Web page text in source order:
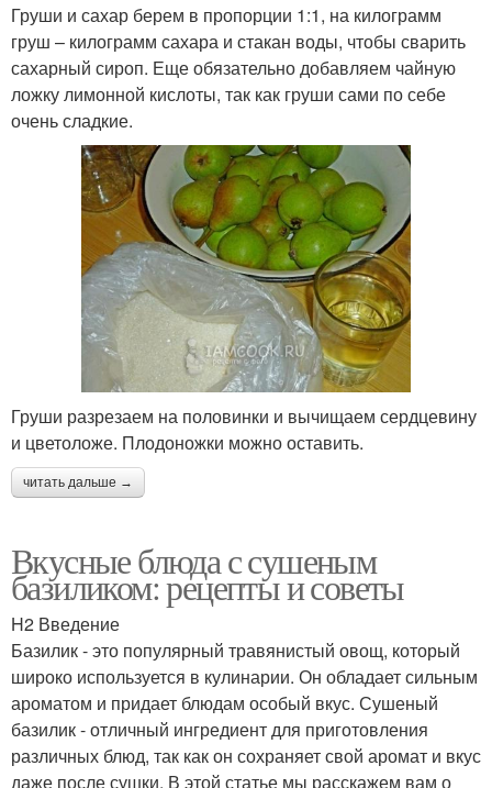
Груши и сахар берем в пропорции 1:1, на килограмм
груш – килограмм сахара и стакан воды, чтобы сварить
сахарный сироп. Еще обязательно добавляем чайную
ложку лимонной кислоты, так как груши сами по себе
очень сладкие.
Груши разрезаем на половинки и вычищаем сердцевину
и цветоложе. Плодоножки можно оставить.
читать дальше →
Вкусные блюда с сушеным
базиликом: рецепты и советы
H2 Введение
Базилик - это популярный травянистый овощ, который
широко используется в кулинарии. Он обладает сильным
ароматом и придает блюдам особый вкус. Сушеный
базилик - отличный ингредиент для приготовления
различных блюд, так как он сохраняет свой аромат и вкус
даже после сушки. В этой статье мы расскажем вам о